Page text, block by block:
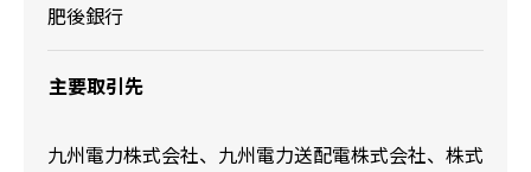
肥後銀行
主要取引先
九州電力株式会社、九州電力送配電株式会社、株式